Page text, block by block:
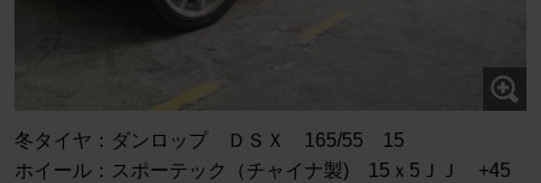
冬タイヤ：ダンロップ ＤＳＸ 165/55 15
ホイール：スポーテック（チャイナ製) 15ｘ5ＪＪ +45